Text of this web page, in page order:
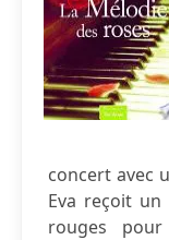
concert avec
Eva reçoit
rouges